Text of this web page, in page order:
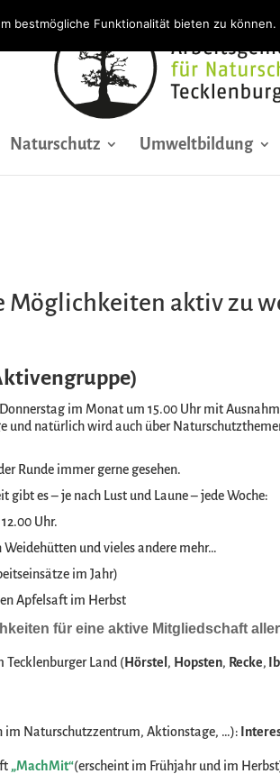
Naturschutz Umweltbildung
Möglichkeiten aktiv zu
im Monat um 15.00 Uhr mit
und natürlich wird auch über
Runde immer gerne gesehen.
es – je nach Lust und Laune – jede Woche:
Uhr.
und vieles andere mehr…
im Jahr)
Apfelsaft im Herbst
für eine aktive Mitgliedschaft
Tecklenburger Land (Hörstel , Hopsten, Recke,
im Naturschutzzentrum, Aktionstage, …):
„MachMit“(erscheint im Frühjahr und im
bestmögliche Funktionalität bieten zu